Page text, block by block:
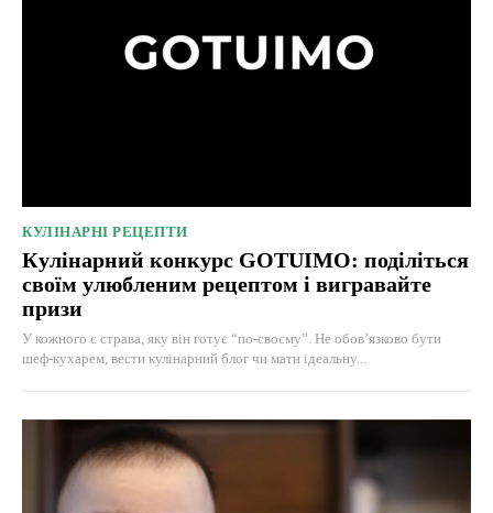
КУЛІНАРНІ РЕЦЕПТИ
Кулінарний конкурс GOTUIMO: поділіться
своїм улюбленим рецептом і вигравайте
призи
У кожного є страва, яку він готує “по-своєму”. Не обов’язково бути
шеф-кухарем, вести кулінарний блог чи мати ідеальну...